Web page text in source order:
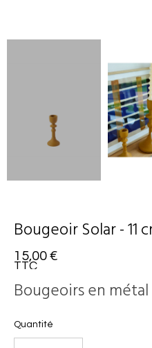
Bougeoir Solar - 11
15,00 €
TTC
Bougeoirs en
Quantité